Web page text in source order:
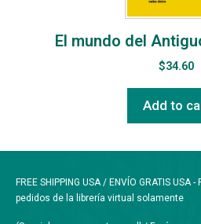
El mundo del
$34.60
Add to
FREE SHIPPING USA / ENVÍO GRATIS
pedidos de la librería virtual solamente